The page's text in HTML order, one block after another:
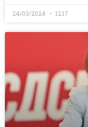
24/03/2024 12:17